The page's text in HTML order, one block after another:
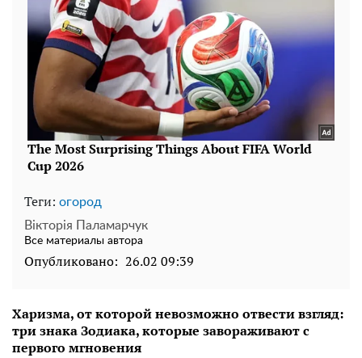
Теги: огород
Вікторія Паламарчук
Все материалы автора
Опубликовано: 26.02 09:39
Харизма, от которой невозможно отвести взгляд:
три знака Зодиака, которые завораживают с
первого мгновения